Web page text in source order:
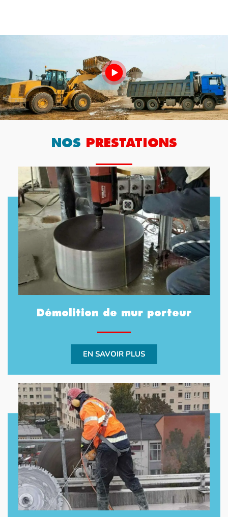
NOS PRESTATIONS
Démolition de mur porteur
EN SAVOIR PLUS